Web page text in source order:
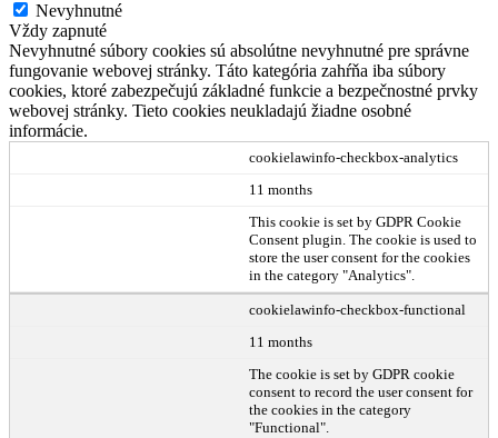
Nevyhnutné
Vždy zapnuté
Nevyhnutné súbory cookies sú absolútne nevyhnutné pre správne
fungovanie webovej stránky. Táto kategória zahŕňa iba súbory
cookies, ktoré zabezpečujú základné funkcie a bezpečnostné prvky
webovej stránky. Tieto cookies neukladajú žiadne osobné
informácie.
cookielawinfo-checkbox-analytics
11 months
This cookie is set by GDPR Cookie
Consent plugin. The cookie is used to
store the user consent for the cookies
in the category "Analytics".
cookielawinfo-checkbox-functional
11 months
The cookie is set by GDPR cookie
consent to record the user consent for
the cookies in the category
"Functional".